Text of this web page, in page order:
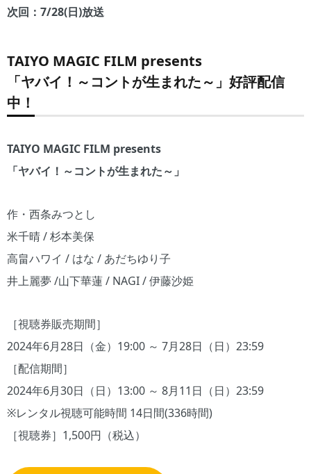
次回：7/28(日)放送
TAIYO MAGIC FILM presents
「ヤバイ！～コントが生まれた～」好評配信
中！
TAIYO MAGIC FILM presents
「ヤバイ！～コントが生まれた～」
作・西条みつとし
米千晴 / 杉本美保
高畠ハワイ / はな / あだちゆり子
井上麗夢 /山下華蓮 / NAGI / 伊藤沙姫
［視聴券販売期間］
2024年6月28日（金）19:00 ～ 7月28日（日）23:59
［配信期間］
2024年6月30日（日）13:00 ～ 8月11日（日）23:59
※レンタル視聴可能時間 14日間(336時間)
［視聴券］1,500円（税込）